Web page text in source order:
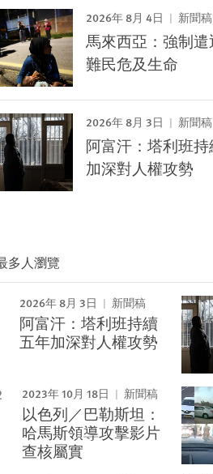
2026年 8月 4日 新聞稿
馬來西亞：強制
難民危及生命
2026年 8月 3日 新聞稿
阿富汗：塔利班
加深對人權攻勢
多人瀏覽
2026年 8月 3日 新聞稿
阿富汗：塔利班持續
五年加深對人權攻勢
2023年 10月 18日 新聞稿
以色列／巴勒斯坦：
哈馬斯領導攻擊影片
查核屬實